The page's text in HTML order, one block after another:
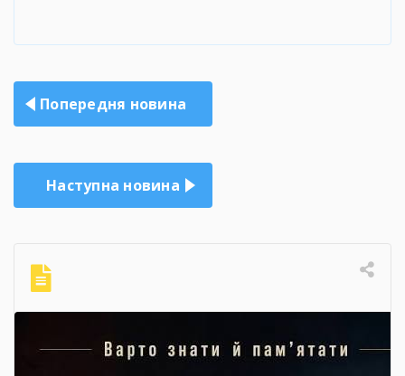
Навігація
записів
Попередня новина
Наступна новина